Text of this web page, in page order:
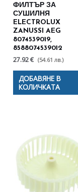
ФИЛТЪР ЗА
СУШИЛНЯ
ELECTROLUX
ZANUSSI AEG
8074539019,
8588074539012
27.92 € (54.61 лв.)
ДОБАВЯНЕ В
КОЛИЧКАТА